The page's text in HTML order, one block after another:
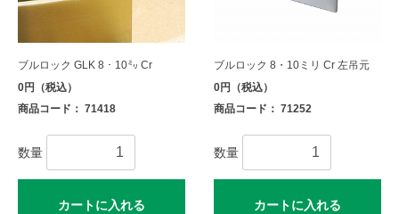
ブルロック GLK 8・10㍉ Cr
0円（税込）
商品コード： 71418
数量
カートに入れる
ブルロック 8・10ミリ Cr 左吊元
0円（税込）
商品コード： 71252
数量
カートに入れる